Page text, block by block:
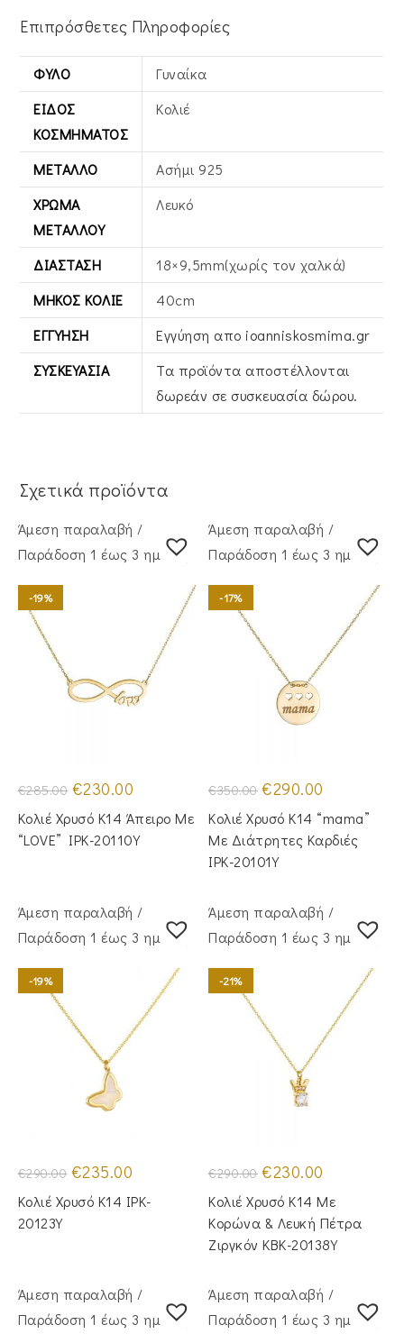
Επιπρόσθετες Πληροφορίες
ΦΎΛΟ
Γυναίκα
ΕΊΔΟΣ
ΚΟΣΜΉΜΑΤΟΣ
Κολιέ
ΜΈΤΑΛΛΟ
Ασήμι 925
ΧΡΏΜΑ
ΜΕΤΆΛΛΟΥ
Λευκό
ΔΙΆΣΤΑΣΗ
18×9,5mm(χωρίς τον χαλκά)
ΜΉΚΟΣ ΚΟΛΙΈ
40cm
ΕΓΓΎΗΣΗ
Εγγύηση απο ioanniskosmima.gr
ΣΥΣΚΕΥΑΣΊΑ
Τα προϊόντα αποστέλλονται
δωρεάν σε συσκευασία δώρου.
Σχετικά προϊόντα
Άμεση παραλαβή /
Παράδoση 1 έως 3 ημέρες
-19%
€285.00 Original
price
was:
€285.00.
€230.00
είναι:
€230.00.
Κολιέ Χρυσό Κ14 Άπειρο Με
“LOVE” IPK-20110Y
Άμεση παραλαβή /
Παράδoση 1 έως 3 ημέρες
-17%
€350.00 Original
price
was:
€350.00.
€290.00
είναι:
€290.00.
Κολιέ Χρυσό Κ14 “mama”
Με Διάτρητες Καρδιές
IPK-20101Y
Άμεση παραλαβή /
Παράδoση 1 έως 3 ημέρες
-19%
€290.00 Original
price
was:
€290.00.
€235.00
τιμή
είναι:
Κολιέ Χρυσό Κ14 IPK-
20123Y
Άμεση παραλαβή /
Παράδoση 1 έως 3 ημέρες
-21%
€290.00 Original
price
was:
€290.00.
€230.00
τιμή
είναι:
€230.00.
Κολιέ Χρυσό Κ14 Με
Κορώνα & Λευκή Πέτρα
Ζιργκόν KBK-20138Y
Άμεση παραλαβή /
Παράδoση 1 έως 3 ημέρες
Άμεση παραλαβή /
Παράδoση 1 έως 3 ημέρες